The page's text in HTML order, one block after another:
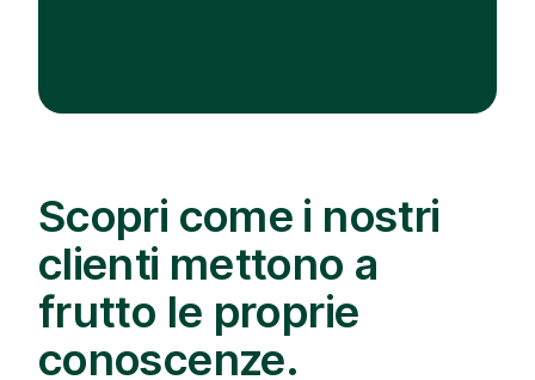
Scopri come i nostri
clienti mettono a
frutto le proprie
conoscenze.